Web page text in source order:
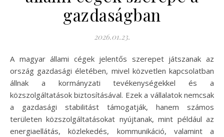
gazdaságban
2026.01.23.
A magyar állami cégek jelentős szerepet játszanak az
ország gazdasági életében, mivel közvetlen kapcsolatban
állnak a kormányzati tevékenységekkel és a
közszolgáltatások biztosításával. Ezek a vállalatok nemcsak
a gazdasági stabilitást támogatják, hanem számos
területen közszolgáltatásokat nyújtanak, mint például az
energiaellátás, közlekedés, kommunikáció, valamint a